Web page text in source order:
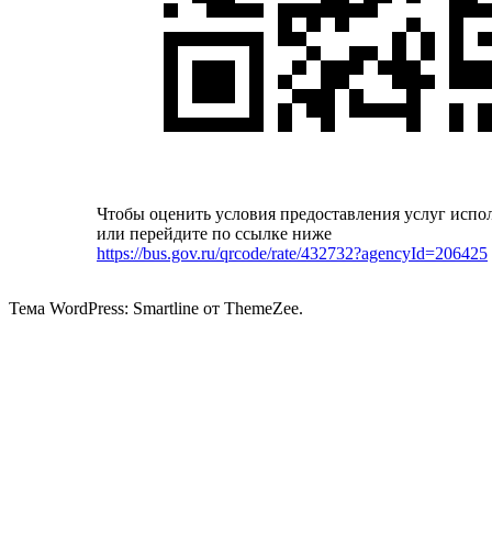
Чтобы оценить условия предоставления услуг
или перейдите по ссылке ниже
https://bus.gov.ru/qrcode/rate/432732?agencyId=206425
Тема WordPress: Smartline от ThemeZee.